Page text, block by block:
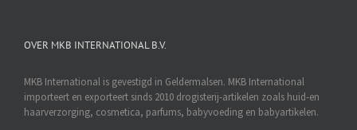
OVER MKB INTERNATIONAL B.V.
MKB International is gevestigd in Geldermalsen. MKB International
importeert en exporteert sinds 2010 drogisterij-artikelen zoals huid-en
haarverzorging, cosmetica, parfums, babyvoeding en babyartikelen.